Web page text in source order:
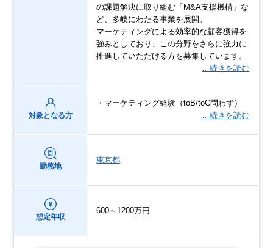
の課題解決に取り組む「M&A支援機構」な
ど、多岐にわたる事業を展開。
マーケティングによる効率的な顧客獲得を
強みとしており、この分野をさらに強力に
推進していただける方を募集しています。
…続きを読む
対象となる方
・マーケティング経験（toB/toC問わず）
…続きを読む
勤務地
東京都
想定年収
600～1200万円